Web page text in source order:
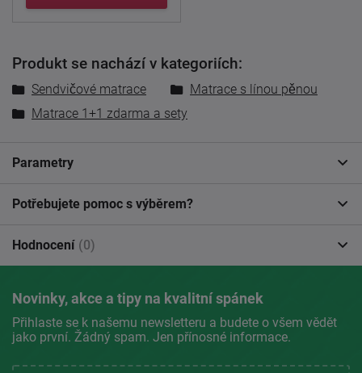
Produkt se nachází v kategoriích:
Sendvičové matrace
Matrace s línou pěnou
Matrace 1+1 zdarma a sety
Parametry
Potřebujete pomoc s výběrem?
Hodnocení (0)
Novinky, akce a tipy na kvalitní spánek
Přihlaste se k našemu newsletteru a budete o všem vědět
jako první. Žádný spam. Jen přínosné informace.